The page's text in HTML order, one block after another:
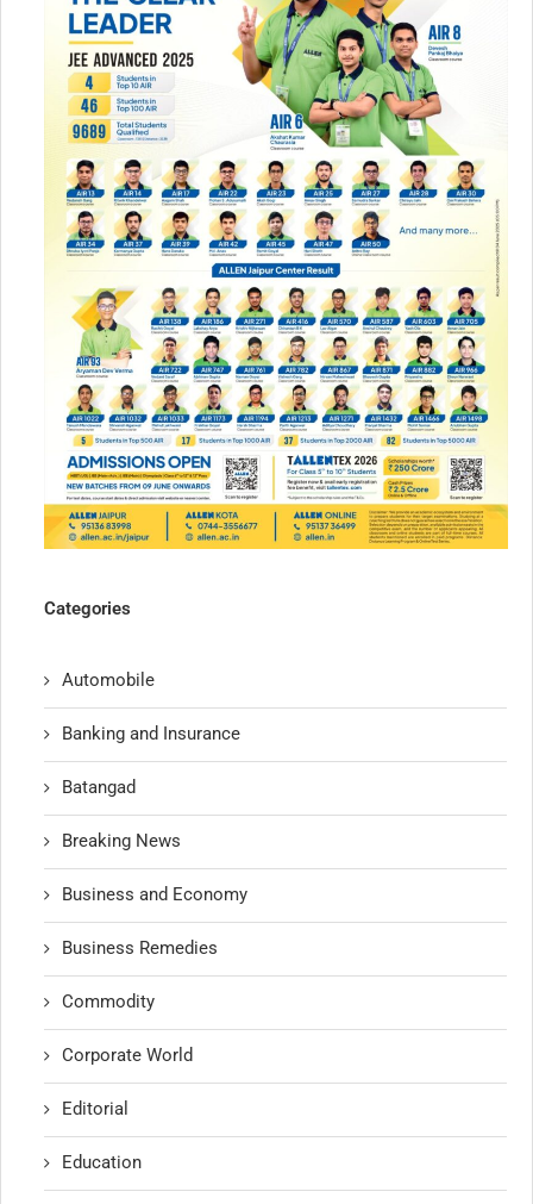
Categories
Automobile
Banking and Insurance
Batangad
Breaking News
Business and Economy
Business Remedies
Commodity
Corporate World
Editorial
Education